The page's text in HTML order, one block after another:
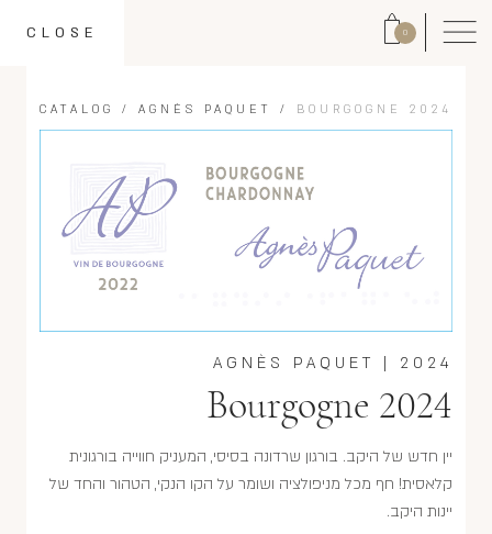
0
CLOSE
CATALOG / AGNÈS PAQUET / BOURGOGNE 2024
2024
|
AGNÈS PAQUET
Bourgogne 2024
יין חדש של היקב. בורגון שרדונה בסיסי, המעניק חווייה בורגונית
קלאסית! חף מכל מניפולציה ושומר על הקו הנקי, הטהור והחד של
יינות היקב.